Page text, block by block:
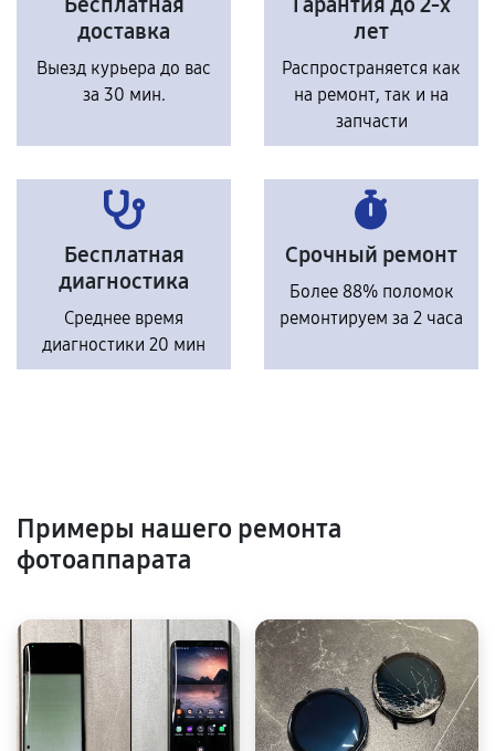
доставка
Выезд курьера до вас
за 30 мин.
лет
Распространяется как
на ремонт, так и на
запчасти
Бесплатная
диагностика
Среднее время
диагностики 20 мин
Срочный ремонт
Более 88% поломок
ремонтируем за 2 часа
Примеры нашего ремонта
фотоаппарата